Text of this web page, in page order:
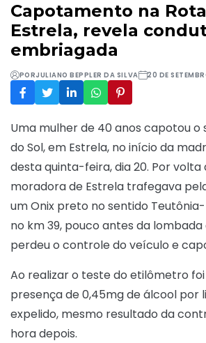
Capotamento na
Estrela, revela
embriagada
PORJULIANO BEPPLER DA SILVA 20 DE
Uma mulher de 40 anos capotou o
do Sol, em Estrela, no início da
destaquinta-feira, dia 20. Por volta
moradora de Estrela trafegava
um Onix preto no sentido
no km 39, pouco antes da
perdeu o controle do veículo e
Ao realizar o teste do etilômetro
presença de 0,45mg de álcool por
expelido, mesmo resultado da
hora depois.